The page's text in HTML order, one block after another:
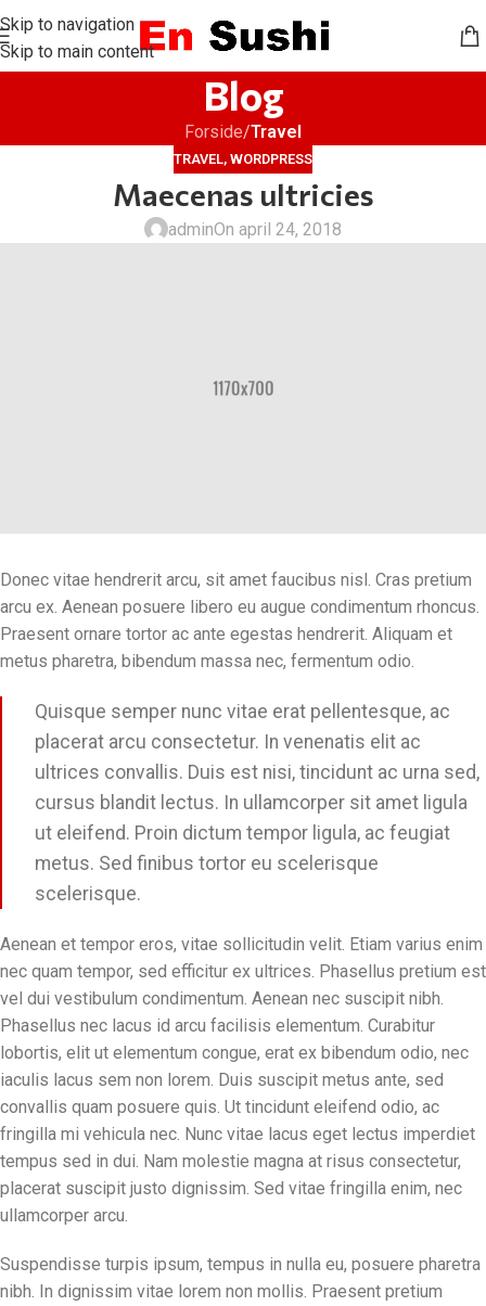
Skip to navigation
Skip to main content
Blog
Forside/Travel
TRAVEL, WORDPRESS
Maecenas ultricies
adminOn april 24, 2018
Donec vitae hendrerit arcu, sit amet faucibus nisl. Cras pretium
arcu ex. Aenean posuere libero eu augue condimentum rhoncus.
Praesent ornare tortor ac ante egestas hendrerit. Aliquam et
metus pharetra, bibendum massa nec, fermentum odio.
Quisque semper nunc vitae erat pellentesque, ac
placerat arcu consectetur. In venenatis elit ac
ultrices convallis. Duis est nisi, tincidunt ac urna sed,
cursus blandit lectus. In ullamcorper sit amet ligula
ut eleifend. Proin dictum tempor ligula, ac feugiat
metus. Sed finibus tortor eu scelerisque
scelerisque.
Aenean et tempor eros, vitae sollicitudin velit. Etiam varius enim
nec quam tempor, sed efficitur ex ultrices. Phasellus pretium est
vel dui vestibulum condimentum. Aenean nec suscipit nibh.
Phasellus nec lacus id arcu facilisis elementum. Curabitur
lobortis, elit ut elementum congue, erat ex bibendum odio, nec
iaculis lacus sem non lorem. Duis suscipit metus ante, sed
convallis quam posuere quis. Ut tincidunt eleifend odio, ac
fringilla mi vehicula nec. Nunc vitae lacus eget lectus imperdiet
tempus sed in dui. Nam molestie magna at risus consectetur,
placerat suscipit justo dignissim. Sed vitae fringilla enim, nec
ullamcorper arcu.
Suspendisse turpis ipsum, tempus in nulla eu, posuere pharetra
nibh. In dignissim vitae lorem non mollis. Praesent pretium